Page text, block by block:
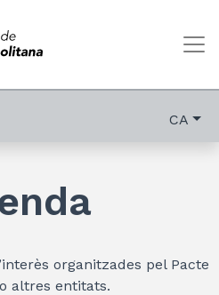
CA
organitzades pel Pacte
altres entitats.